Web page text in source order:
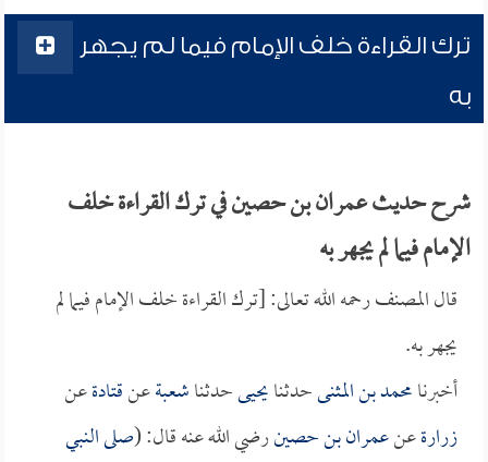
ترك القراءة خلف الإمام فيما لم يجهر
به
شرح حديث عمران بن حصين في ترك القراءة خلف
الإمام فيما لم يجهر به
قال المصنف رحمه الله تعالى: [ترك القراءة خلف الإمام فيما لم
يجهر به.
أخبرنامحمد بن المثنىحدثنايحيىحدثناشعبةعنقتادةعن
زرارةعنعمران بن حصينرضي الله عنه قال: (صلى النبي